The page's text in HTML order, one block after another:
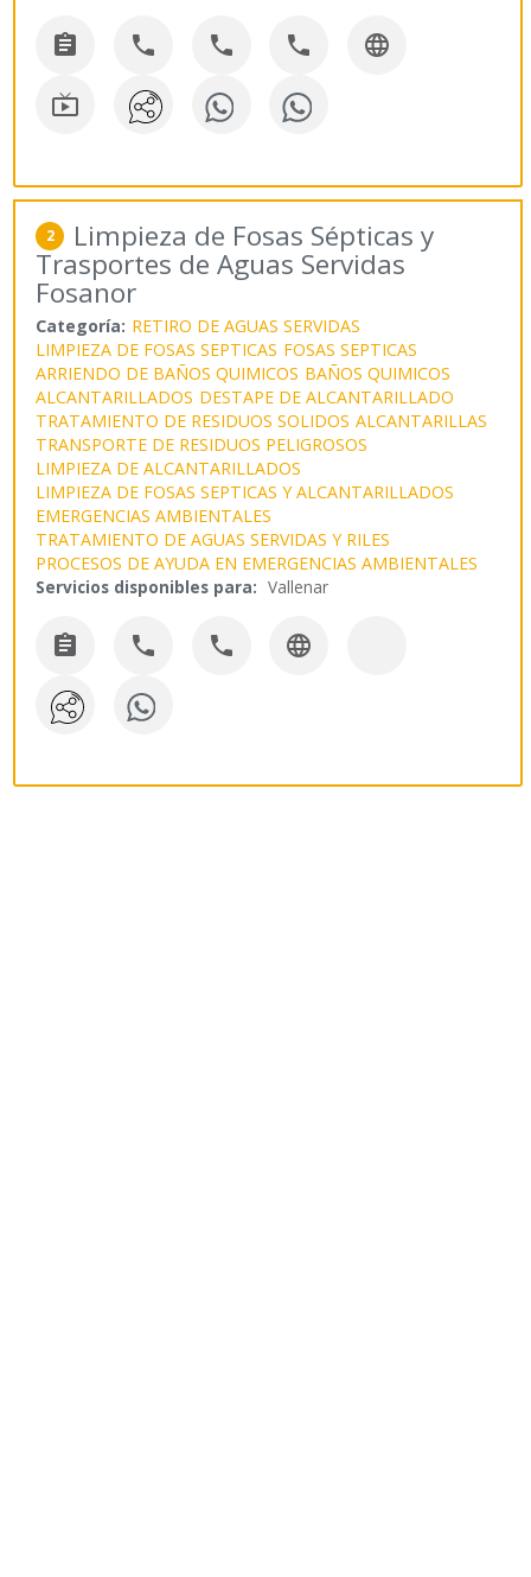
    

2 Limpieza de Fosas Sépticas y
Trasportes de Aguas Servidas
Fosanor
Categoría: RETIRO DE AGUAS SERVIDAS
LIMPIEZA DE FOSAS SEPTICAS FOSAS SEPTICAS
ARRIENDO DE BAÑOS QUIMICOS BAÑOS QUIMICOS
ALCANTARILLADOS DESTAPE DE ALCANTARILLADO
TRATAMIENTO DE RESIDUOS SOLIDOS ALCANTARILLAS
TRANSPORTE DE RESIDUOS PELIGROSOS
LIMPIEZA DE ALCANTARILLADOS
LIMPIEZA DE FOSAS SEPTICAS Y ALCANTARILLADOS
EMERGENCIAS AMBIENTALES
TRATAMIENTO DE AGUAS SERVIDAS Y RILES
PROCESOS DE AYUDA EN EMERGENCIAS AMBIENTALES
Servicios disponibles para: Vallenar
   